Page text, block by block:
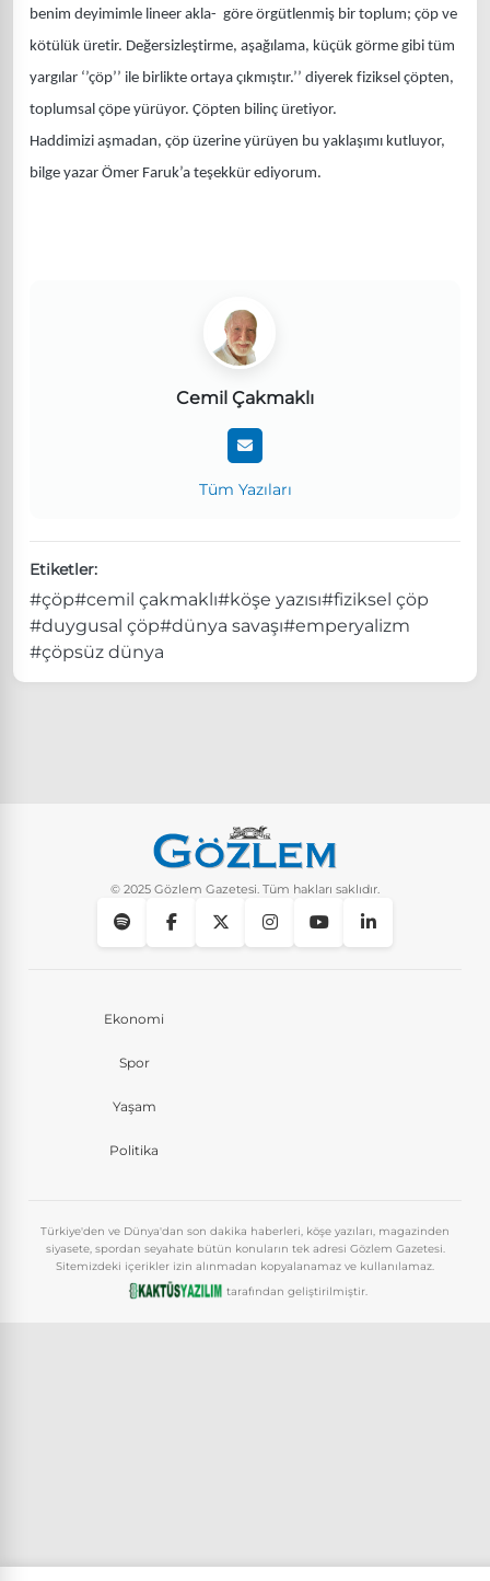
benim deyimimle lineer akla- göre örgütlenmiş bir toplum; çöp ve
kötülük üretir. Değersizleştirme, aşağılama, küçük görme gibi tüm
yargılar ‘’çöp’’ ile birlikte ortaya çıkmıştır.’’ diyerek fiziksel çöpten,
toplumsal çöpe yürüyor. Çöpten bilinç üretiyor.
Haddimizi aşmadan, çöp üzerine yürüyen bu yaklaşımı kutluyor,
bilge yazar Ömer Faruk’a teşekkür ediyorum.
Cemil Çakmaklı
Tüm Yazıları
Etiketler:
#çöp#cemil çakmaklı#köşe yazısı#fiziksel çöp
#duygusal çöp#dünya savaşı#emperyalizm
#çöpsüz dünya
© 2025 Gözlem Gazetesi. Tüm hakları saklıdır.
Ekonomi
Spor
Yaşam
Politika
Türkiye'den ve Dünya'dan son dakika haberleri, köşe yazıları, magazinden
siyasete, spordan seyahate bütün konuların tek adresi Gözlem Gazetesi.
Sitemizdeki içerikler izin alınmadan kopyalanamaz ve kullanılamaz.
tarafından geliştirilmiştir.